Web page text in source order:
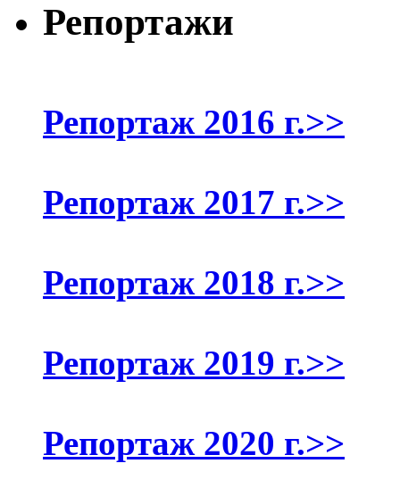
Репортажи
Репортаж 2016 г.>>
Репортаж 2017 г.>>
Репортаж 2018 г.>>
Репортаж 2019 г.>>
Репортаж 2020 г.>>